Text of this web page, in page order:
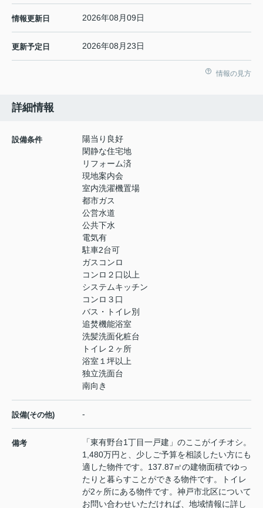
情報更新日 2026年08月09日
更新予定日 2026年08月23日
情報の見方
詳細情報
設備条件
陽当り良好
閑静な住宅地
リフォーム済
現地案内会
室内洗濯機置場
都市ガス
公営水道
公共下水
電気有
駐車2台可
ガスコンロ
コンロ２口以上
システムキッチン
コンロ３口
バス・トイレ別
追焚機能浴室
洗髪洗面化粧台
トイレ２ヶ所
浴室１坪以上
独立洗面台
南向き
設備(その他) -
備考
「東有野台1丁目一戸建」のここがイチオシ。
1,480万円と、少しご予算を相談したい方にも
適した物件です。137.87㎡の建物面積でゆっ
たりと暮らすことができる物件です。トイレ
が2ヶ所にある物件です。神戸市北区について
お問い合わせいただければ、地域情報に詳し